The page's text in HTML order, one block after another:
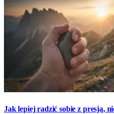
Jak lepiej radzić sobie z presją,